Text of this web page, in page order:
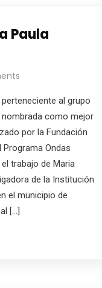
Paula
al grupo
como mejor
por la Fundación
Programa Ondas
trabajo de Maria
de la Institución
el municipio de
[…]